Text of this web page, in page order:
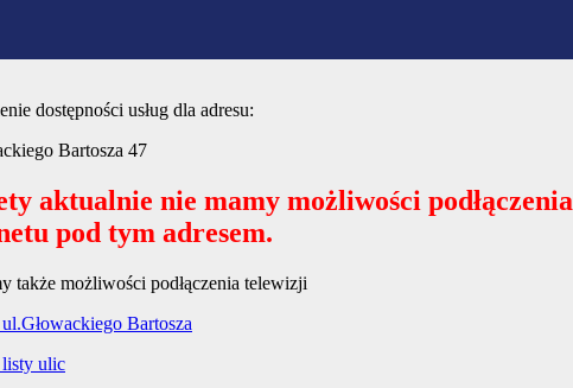
dostępności usług dla adresu:
Bartosza 47
aktualnie nie mamy możliwości podłączenia
pod tym adresem.
także możliwości podłączenia telewizji
Bartosza
ulic